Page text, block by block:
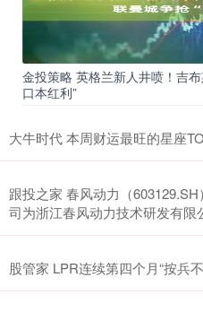
金投策略 英格兰新人井喷！吉
口本红利”
大牛时代 本周财运最旺的星座
跟投之家 春风动力（
司为浙江春风动力技术研发有限
股管家 LPR连续第四个月“按兵